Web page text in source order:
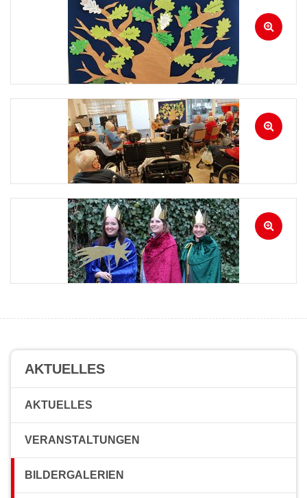
AKTUELLES
AKTUELLES
VERANSTALTUNGEN
BILDERGALERIEN